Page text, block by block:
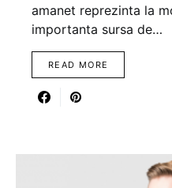
amanet reprezinta la
importanta sursa de…
READ MORE